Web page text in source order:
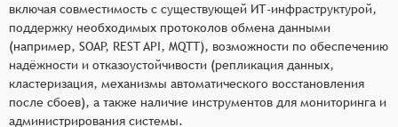
включая совместимость с существующей ИТ-инфраструктурой,
поддержку необходимых протоколов обмена данными
(например, SOAP, REST API, MQTT), возможности по обеспечению
надёжности и отказоустойчивости (репликация данных,
кластеризация, механизмы автоматического восстановления
после сбоев), а также наличие инструментов для мониторинга и
администрирования системы.